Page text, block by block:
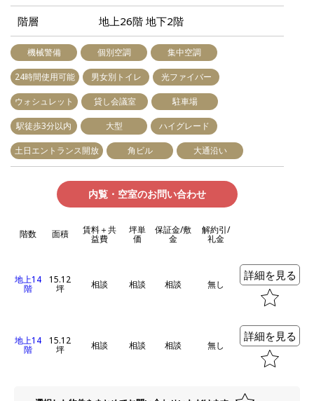
階層 地上26階 地下2階
機械警備 個別空調 集中空調
24時間使用可能 男女別トイレ 光ファイバー
ウォシュレット 貸し会議室 駐車場
駅徒歩3分以内 大型 ハイグレード
土日エントランス開放 角ビル 大通沿い
内覧・空室のお問い合わせ
階数 面積 賃料＋共
益費
坪単
価
保証金/敷
金
解約引/
礼金
地上14
階
15.12
坪 相談 相談 相談 無し
詳細を見る
地上14
階
15.12
坪 相談 相談 相談 無し
詳細を見る